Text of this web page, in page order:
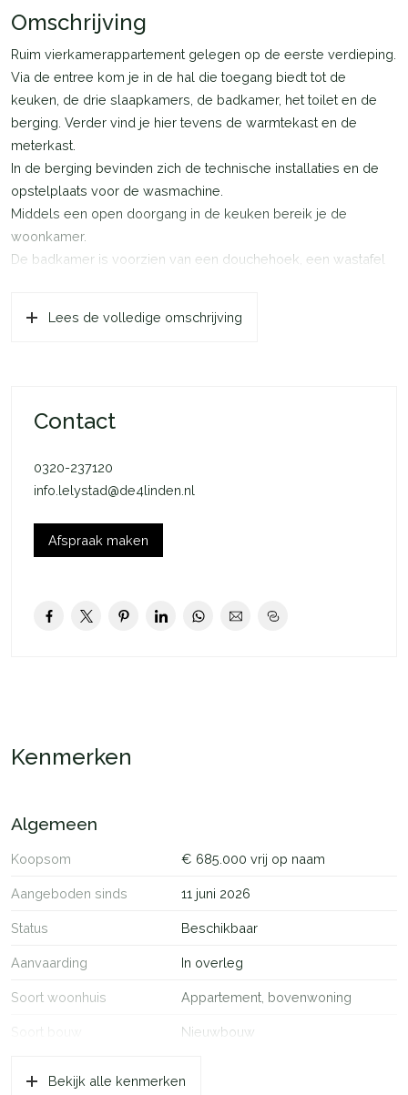
Omschrijving
Ruim vierkamerappartement gelegen op de eerste verdieping.
Via de entree kom je in de hal die toegang biedt tot de
keuken, de drie slaapkamers, de badkamer, het toilet en de
berging. Verder vind je hier tevens de warmtekast en de
meterkast.
In de berging bevinden zich de technische installaties en de
opstelplaats voor de wasmachine.
Middels een open doorgang in de keuken bereik je de
woonkamer.
De badkamer is voorzien van een douchehoek, een wastafel
De appartementen hebben allen nog een separate berging.
Lees de volledige omschrijving
Contact
0320-237120
info.lelystad@de4linden.nl
Afspraak maken
Kenmerken
Algemeen
Koopsom € 685.000 vrij op naam
Aangeboden sinds 11 juni 2026
Status Beschikbaar
Aanvaarding In overleg
Soort woonhuis Appartement, bovenwoning
Soort bouw Nieuwbouw
Bekijk alle kenmerken